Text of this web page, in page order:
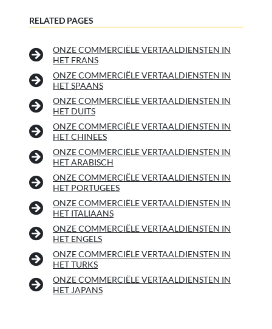
RELATED PAGES
ONZE COMMERCIËLE VERTAALDIENSTEN IN
HET FRANS
ONZE COMMERCIËLE VERTAALDIENSTEN IN
HET SPAANS
ONZE COMMERCIËLE VERTAALDIENSTEN IN
HET DUITS
ONZE COMMERCIËLE VERTAALDIENSTEN IN
HET CHINEES
ONZE COMMERCIËLE VERTAALDIENSTEN IN
HET ARABISCH
ONZE COMMERCIËLE VERTAALDIENSTEN IN
HET PORTUGEES
ONZE COMMERCIËLE VERTAALDIENSTEN IN
HET ITALIAANS
ONZE COMMERCIËLE VERTAALDIENSTEN IN
HET ENGELS
ONZE COMMERCIËLE VERTAALDIENSTEN IN
HET TURKS
ONZE COMMERCIËLE VERTAALDIENSTEN IN
HET JAPANS